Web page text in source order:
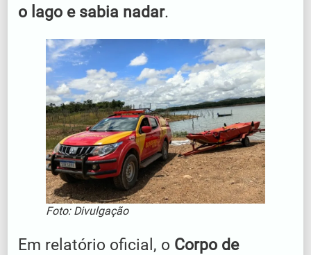
o lago e sabia nadar.
Foto: Divulgação
Em relatório oficial, o Corpo de